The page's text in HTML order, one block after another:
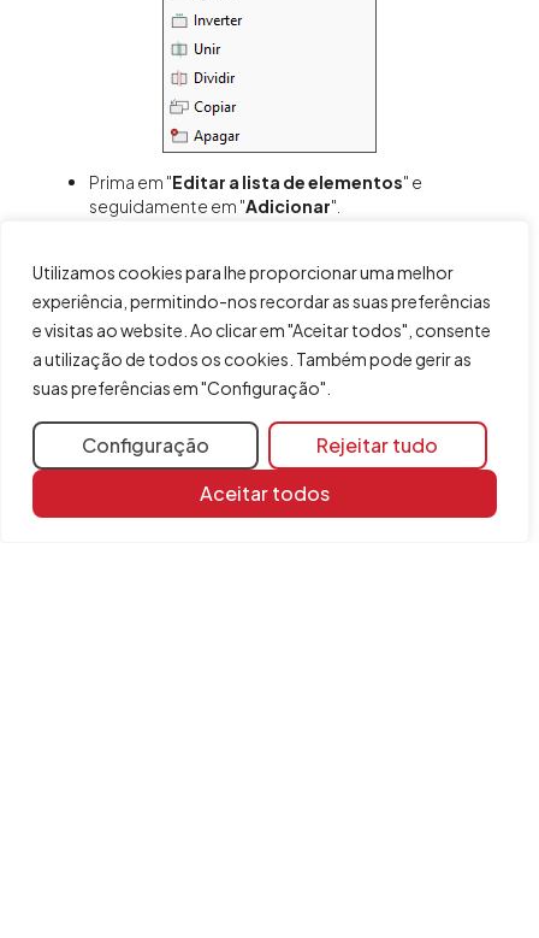
Utilizamos cookies para lhe proporcionar uma melhor
experiência, permitindo-nos recordar as suas preferências
e visitas ao website. Ao clicar em "Aceitar todos", consente
a utilização de todos os cookies. Também pode gerir as
suas preferências em "Configuração".
Configuração
Rejeitar tudo
Aceitar todos
Prima em "Editar a lista de elementos" e
seguidamente em "Adicionar".
Defina a espessura da parede, englobando as duas
paredes e a junta de dilatação.
Os restantes parâmetros serão definidos no
programa de cálculo estabelecendo as
características da parede.